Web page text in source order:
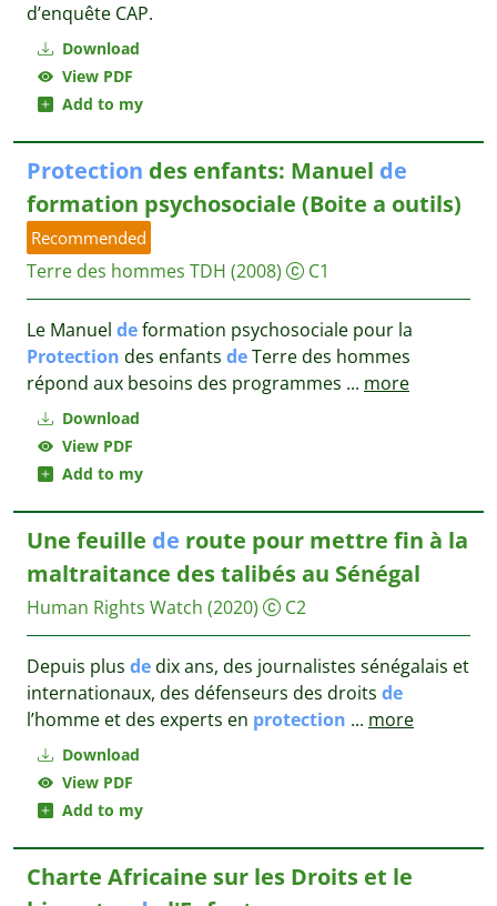
Download
View PDF
Add to my
d’enquête CAP.
Download
View PDF
Add to my
Protection des enfants: Manuel de
formation psychosociale (Boite a outils)
Recommended
Terre des hommes TDH (2008) C1
Le Manuel deformation psychosociale pour la
Protection des enfants deTerre des hommes
répond aux besoins des programmes ... more
Download
View PDF
Add to my
Une feuille de route pour mettre fin à la
maltraitance des talibés au Sénégal
Human Rights Watch (2020) C2
Depuis plus dedix ans, des journalistes sénégalais et
internationaux, des défenseurs des droits de
l’homme et des experts en protection ... more
Charte Africaine sur les Droits et le